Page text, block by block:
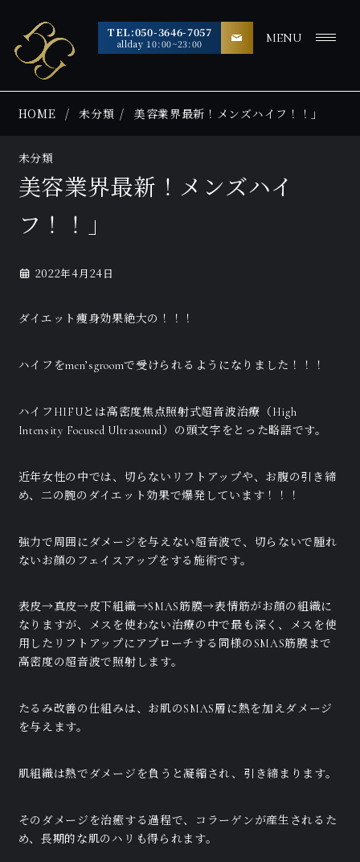
TEL:050-3646-7057
allday 10:00~23:00 MENU
HOME 未分類 美容業界最新！メンズハイフ！！」
未分類
美容業界最新！メンズハイ
フ！！」
2022年4月24日
ダイエット痩身効果絶大の！！！
ハイフをmen’sgroomで受けられるようになりました！！！
ハイフHIFUとは高密度焦点照射式超音波治療（High
Intensity Focused Ultrasound）の頭文字をとった略語です。
近年女性の中では、切らないリフトアップや、お腹の引き締
め、二の腕のダイエット効果で爆発しています！！！
強力で周囲にダメージを与えない超音波で、切らないで腫れ
ないお顔のフェイスアップをする施術です。
表皮→真皮→皮下組織→SMAS筋膜→表情筋がお顔の組織に
なりますが、メスを使わない治療の中で最も深く、メスを使
用したリフトアップにアプローチする同様のSMAS筋膜まで
高密度の超音波で照射します。
たるみ改善の仕組みは、お肌のSMAS層に熱を加えダメージ
を与えます。
肌組織は熱でダメージを負うと凝縮され、引き締まります。
そのダメージを治癒する過程で、コラーゲンが産生されるた
め、長期的な肌のハリも得られます。